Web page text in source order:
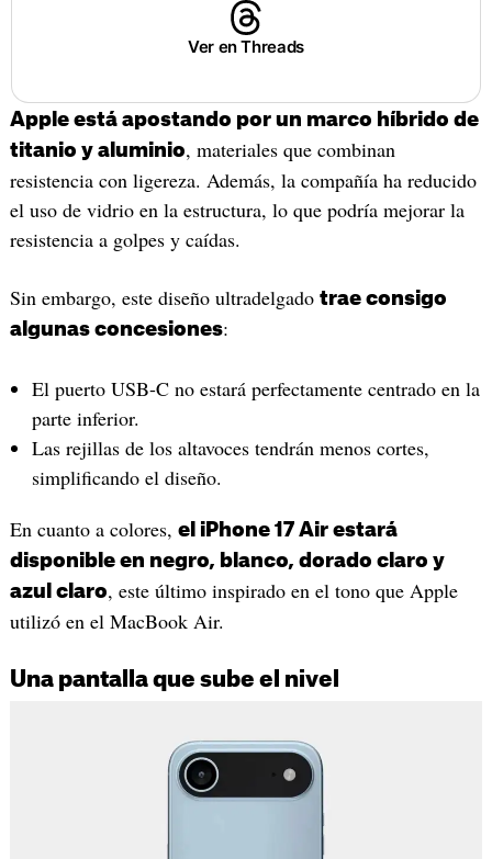
Ver en Threads
Apple está apostando por un marco híbrido de
titanio y aluminio, materiales que combinan
resistencia con ligereza. Además, la compañía ha reducido
el uso de vidrio en la estructura, lo que podría mejorar la
resistencia a golpes y caídas.
Sin embargo, este diseño ultradelgado trae consigo
algunas concesiones:
El puerto USB-C no estará perfectamente centrado en la
parte inferior.
Las rejillas de los altavoces tendrán menos cortes,
simplificando el diseño.
En cuanto a colores, el iPhone 17 Air estará
disponible en negro, blanco, dorado claro y
azul claro, este último inspirado en el tono que Apple
utilizó en el MacBook Air.
Una pantalla que sube el nivel